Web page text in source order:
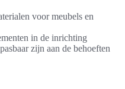
voor meubels en
in de inrichting
zijn aan de behoeften